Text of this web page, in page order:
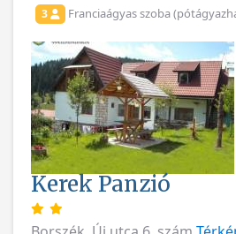
3 Franciaágyas szoba
Kerek Panzió